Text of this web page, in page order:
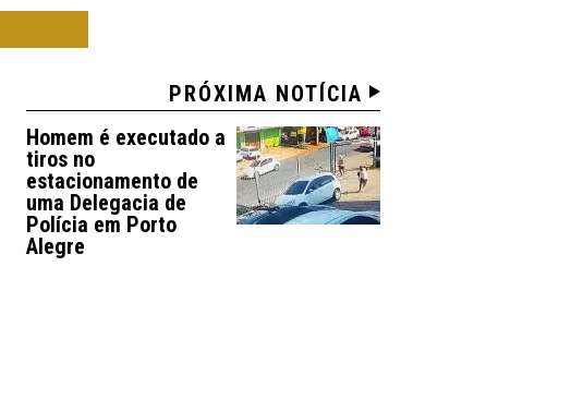
PRÓXIMA NOTÍCIA
Homem é executado a
tiros no
estacionamento de
uma Delegacia de
Polícia em Porto
Alegre